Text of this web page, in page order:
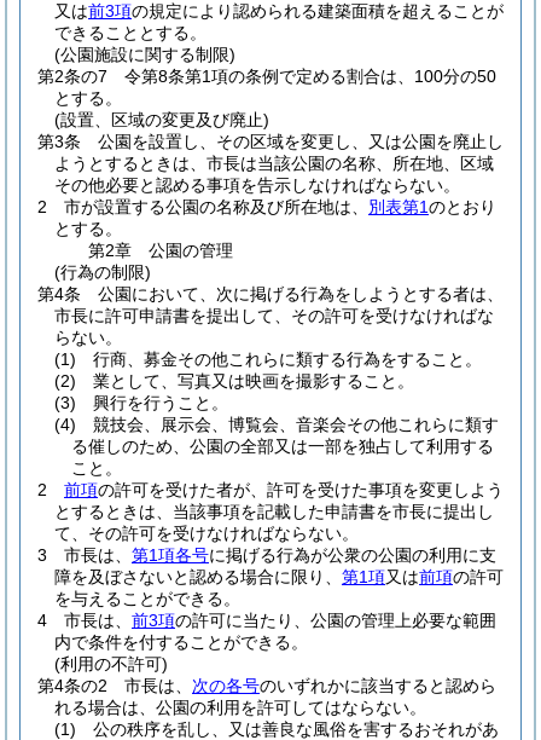
又は前3項の規定により認められる建築面積を超えることが
できることとする。
(公園施設に関する制限)
第2条の7
令第8条第1項の条例で定める割合は、100分の50
とする。
(設置、区域の変更及び廃止)
第3条
公園を設置し、その区域を変更し、又は公園を廃止し
ようとするときは、市長は当該公園の名称、所在地、区域
その他必要と認める事項を告示しなければならない。
2
市が設置する公園の名称及び所在地は、 別表第1のとおり
とする。
第2章
公園の管理
(行為の制限)
第4条
公園において、次に掲げる行為をしようとする者は、
市長に許可申請書を提出して、その許可を受けなければな
らない。
(1)
行商、募金その他これらに類する行為をすること。
(2)
業として、写真又は映画を撮影すること。
(3)
興行を行うこと。
(4)
競技会、展示会、博覧会、音楽会その他これらに類す
る催しのため、公園の全部又は一部を独占して利用する
こと。
2
前項の許可を受けた者が、許可を受けた事項を変更しよう
とするときは、当該事項を記載した申請書を市長に提出し
て、その許可を受けなければならない。
3
市長は、 第1項各号に掲げる行為が公衆の公園の利用に支
障を及ぼさないと認める場合に限り、 第1項又は前項の許可
を与えることができる。
4
市長は、 前3項の許可に当たり、公園の管理上必要な範囲
内で条件を付することができる。
(利用の不許可)
第4条の2
市長は、 次の各号のいずれかに該当すると認めら
れる場合は、公園の利用を許可してはならない。
(1)
公の秩序を乱し、又は善良な風俗を害するおそれがあ